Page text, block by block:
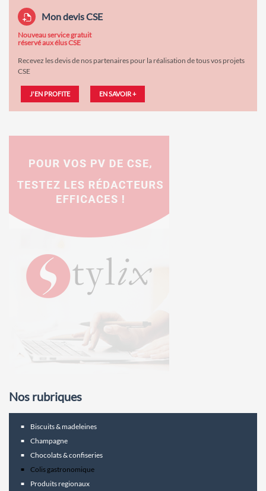
Mon devis CSE
Nouveau service gratuit
réservé aux élus CSE
Recevez les devis de nos partenaires pour la réalisation de tous vos projets
CSE
J'EN PROFITE EN SAVOIR +
Nos rubriques
Biscuits & madeleines
Champagne
Chocolats & confiseries
Colis gastronomique
Produits regionaux